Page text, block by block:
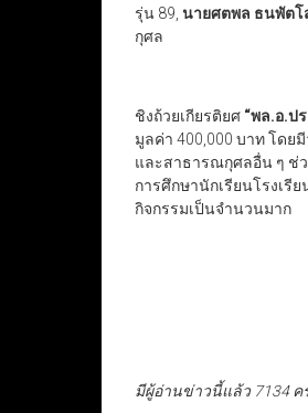
รุ่น 89, นายศตพล ธนพัต
กุศล
ชิงถ้วยเกียรติยศ “พล.อ.ป
มูลค่า 400,000 บาท โดย
และสาธารณกุศลอื่น ๆ ช่
การศึกษานักเรียนโรงเรี
กิจกรรมเป็นจำนวนมาก
มีผู้อ่านข่าวนี้แล้ว 7134 ค